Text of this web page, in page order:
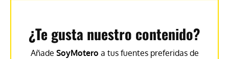
¿Te gusta nuestro contenido?
Añade SoyMotero a tus fuentes preferidas de